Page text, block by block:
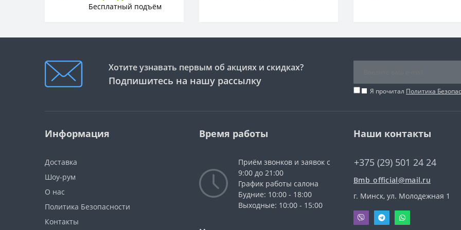
Бесплатный подъём
Хотите узнавать первым об акциях и скидках?
Подпишитесь на нашу рассылку
Я прочитал Политика
Информация
Доставка
Шоу-рум
О нас
Политика Безопасности
Контакты
Время работы
Приём звонков и заявок с
9:00 до 21:00
График работы салона
Будние: 10:00 - 18:00
Выходные: 10:00 - 15:00
Наши контакты
+375 (29) 501 24 24
Bmb_official@mail.ru
г. Минск, ул. Молодежная 1